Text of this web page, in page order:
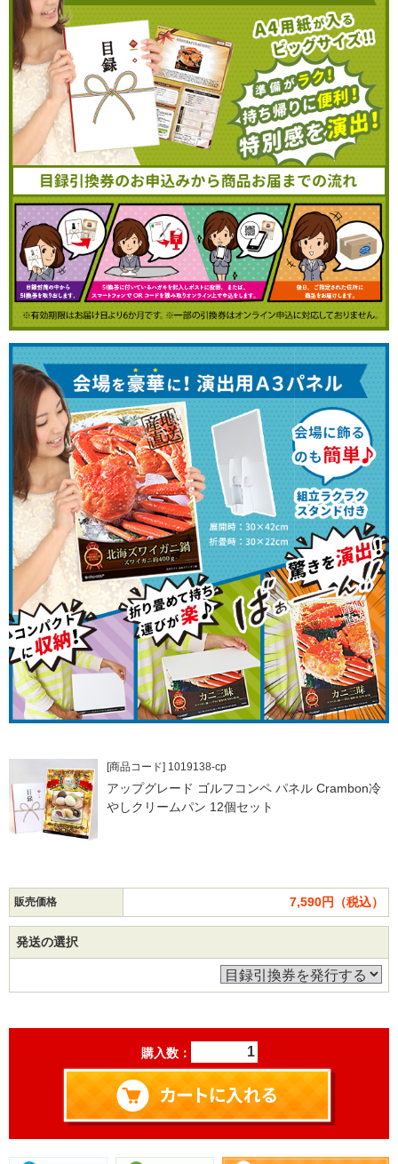
[商品コード] 1019138-cp
アップグレード ゴルフコンペ パネル Crambon冷
やしクリームパン 12個セット
販売価格 7,590円（税込）
発送の選択
購入数：